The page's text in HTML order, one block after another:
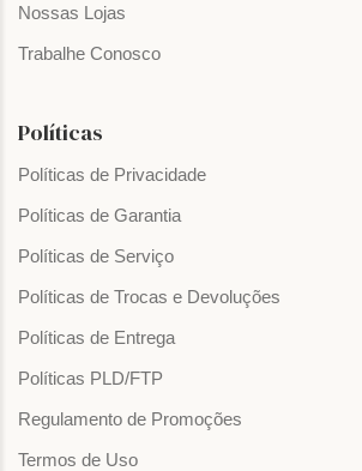
Nossas Lojas
Trabalhe Conosco
Políticas
Políticas de Privacidade
Políticas de Garantia
Políticas de Serviço
Políticas de Trocas e Devoluções
Políticas de Entrega
Políticas PLD/FTP
Regulamento de Promoções
Termos de Uso